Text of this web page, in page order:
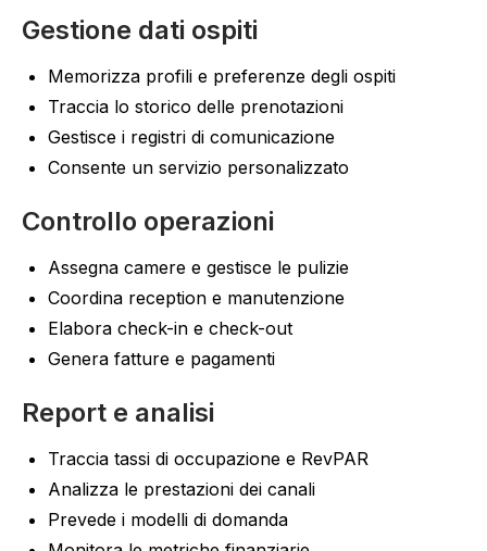
Gestione dati ospiti
Memorizza profili e preferenze degli ospiti
Traccia lo storico delle prenotazioni
Gestisce i registri di comunicazione
Consente un servizio personalizzato
Controllo operazioni
Assegna camere e gestisce le pulizie
Coordina reception e manutenzione
Elabora check-in e check-out
Genera fatture e pagamenti
Report e analisi
Traccia tassi di occupazione e RevPAR
Analizza le prestazioni dei canali
Prevede i modelli di domanda